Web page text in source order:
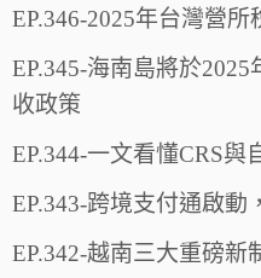
EP.346-2025年台灣營所
EP.345-海南島將於
收政策
EP.344-一文看懂CRS與
EP.343-跨境支付通啟動
EP.342-越南三大重磅新